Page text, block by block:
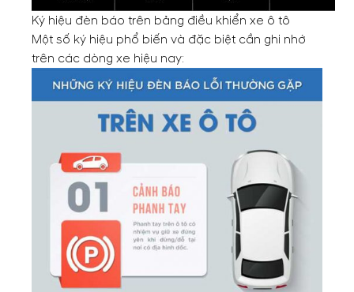
Ký hiệu đèn báo trên bảng điều khiển xe ô tô
Một số ký hiệu phổ biến và đặc biệt cần ghi nhớ
trên các dòng xe hiệu nay: